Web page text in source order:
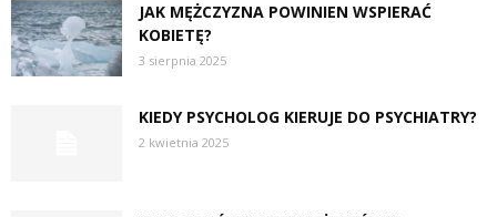
JAK MĘŻCZYZNA POWINIEN WSPIERAĆ
KOBIETĘ?
3 sierpnia 2025
KIEDY PSYCHOLOG KIERUJE DO PSYCHIATRY?
2 kwietnia 2025